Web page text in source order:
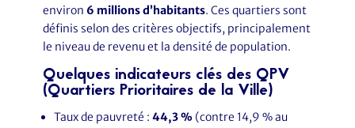
environ 6 millions d’habitants. Ces quartiers sont
définis selon des critères objectifs, principalement
le niveau de revenu et la densité de population.
Quelques indicateurs clés des QPV
(Quartiers Prioritaires de la Ville)
Taux de pauvreté : 44,3 %(contre 14,9 % au